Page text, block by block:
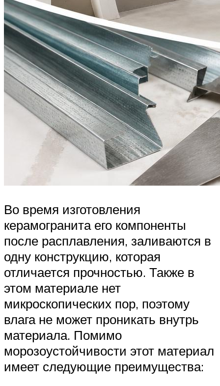
Во время изготовления
керамогранита его компоненты
после расплавления, заливаются в
одну конструкцию, которая
отличается прочностью. Также в
этом материале нет
микроскопических пор, поэтому
влага не может проникать внутрь
материала. Помимо
морозоустойчивости этот материал
имеет следующие преимущества: